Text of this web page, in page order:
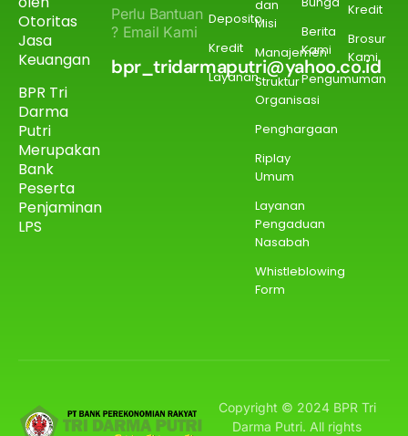
Otoritas
Jasa
Keuangan
BPR Tri
Darma
Putri
Merupakan
Bank
Peserta
Penjaminan
LPS
Perlu Bantuan
? Email Kami
bpr_tridarmaputri@yahoo.co.id
Deposito
Kredit
Layanan
dan
Misi
Manajemen
Struktur
Organisasi
Penghargaan
Riplay
Umum
Layanan
Pengaduan
Nasabah
Whistleblowing
Form
Berita
Kami
Pengumuman
Kredit
Brosur
Kami
Copyright © 2024 BPR Tri
Darma Putri. All rights